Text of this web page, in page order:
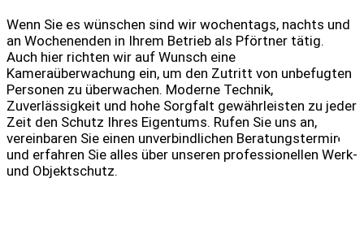
Wenn Sie es wünschen sind wir wochentags, nachts und
an Wochenenden in Ihrem Betrieb als Pförtner tätig.
Auch hier richten wir auf Wunsch eine
Kameraüberwachung ein, um den Zutritt von unbefugten
Personen zu überwachen. Moderne Technik,
Zuverlässigkeit und hohe Sorgfalt gewährleisten zu jeder
Zeit den Schutz Ihres Eigentums. Rufen Sie uns an,
vereinbaren Sie einen unverbindlichen Beratungstermin
und erfahren Sie alles über unseren professionellen Werk-
und Objektschutz.